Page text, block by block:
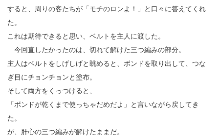
すると、周りの客たちが「モチのロンよ！」と口々に答えてくれ
た。
これは期待できると思い、ベルトを主人に渡した。
今回直したかったのは、切れて解けた三つ編みの部分。
主人はベルトをしげしげと眺めると、ボンドを取り出して、つな
ぎ目にチョンチョンと塗布。
そして両方をくっつけると、
「ボンドが乾くまで使っちゃだめだよ」と言いながら戻してき
た。
が、肝心の三つ編みが解けたままだ。